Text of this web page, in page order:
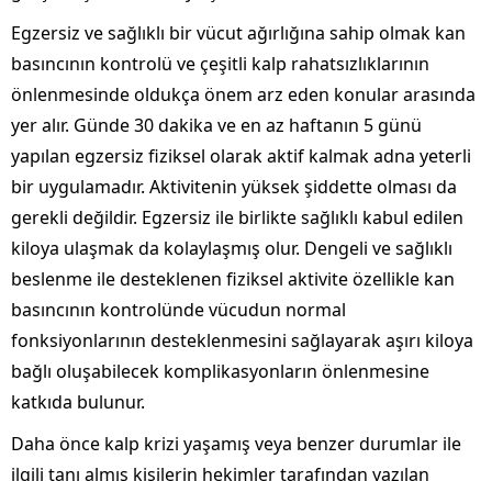
Egzersiz ve sağlıklı bir vücut ağırlığına sahip olmak kan
basıncının kontrolü ve çeşitli kalp rahatsızlıklarının
önlenmesinde oldukça önem arz eden konular arasında
yer alır. Günde 30 dakika ve en az haftanın 5 günü
yapılan egzersiz fiziksel olarak aktif kalmak adna yeterli
bir uygulamadır. Aktivitenin yüksek şiddette olması da
gerekli değildir. Egzersiz ile birlikte sağlıklı kabul edilen
kiloya ulaşmak da kolaylaşmış olur. Dengeli ve sağlıklı
beslenme ile desteklenen fiziksel aktivite özellikle kan
basıncının kontrolünde vücudun normal
fonksiyonlarının desteklenmesini sağlayarak aşırı kiloya
bağlı oluşabilecek komplikasyonların önlenmesine
katkıda bulunur.
Daha önce kalp krizi yaşamış veya benzer durumlar ile
ilgili tanı almış kişilerin hekimler tarafından yazılan